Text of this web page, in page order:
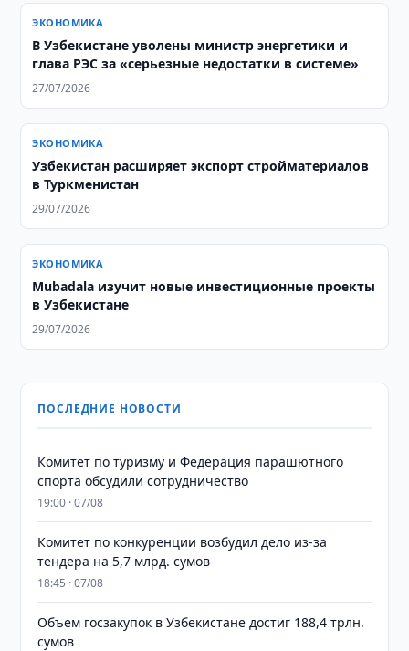
ЭКОНОМИКА
В Узбекистане уволены министр энергетики и
глава РЭС за «серьезные недостатки в системе»
27/07/2026
ЭКОНОМИКА
Узбекистан расширяет экспорт стройматериалов
в Туркменистан
29/07/2026
ЭКОНОМИКА
Mubadala изучит новые инвестиционные проекты
в Узбекистане
29/07/2026
ПОСЛЕДНИЕ НОВОСТИ
Комитет по туризму и Федерация парашютного
спорта обсудили сотрудничество
19:00 · 07/08
Комитет по конкуренции возбудил дело из-за
тендера на 5,7 млрд. сумов
18:45 · 07/08
​​​​​​​Объем госзакупок в Узбекистане достиг 188,4 трлн.
сумов